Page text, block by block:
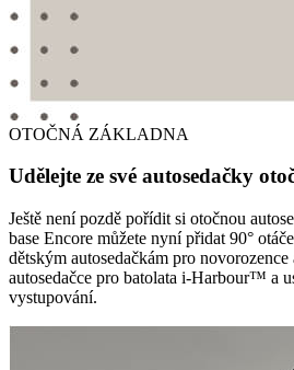
OTOČNÁ ZÁKLADNA
Udělejte ze své autosedačky
Ještě není pozdě pořídit si otočnou
base Encore můžete nyní přidat 90°
dětským autosedačkám pro novorozence
autosedačce pro batolata i-Harbour™ a
vystupování.